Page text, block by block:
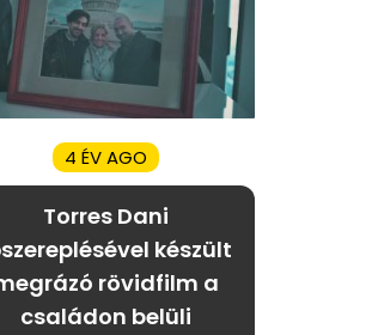
4 ÉV AGO
Torres Dani
készült
rövidfilm a
családon belüli